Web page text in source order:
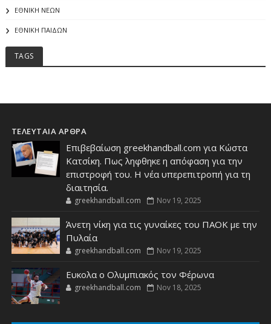
ΕΘΝΙΚΗ ΝΕΩΝ
ΕΘΝΙΚΗ ΠΑΙΔΩΝ
TAGS
ΤΕΛΕΥΤΑΙΑ ΑΡΘΡΑ
Επιβεβαίωση greekhandball.com για Κώστα
Κατσίκη. Πως ληφθηκε η απόφαση για την
επιστροφή του. Η νέα υπερεπιτροπή για τη
διαιτησία.
greekhandball.com Nov 19, 2025
Άνετη νίκη για τις γυναίκες του ΠΑΟΚ με την
Πυλαία
greekhandball.com Nov 19, 2025
Ευκολα ο Ολυμπιακός τον Φέρωνα
greekhandball.com Nov 18, 2025